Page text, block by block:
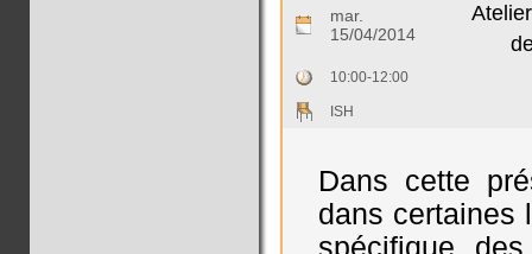
mar.
15/04/2014
10:00-12:00
ISH
Dans cette
dans certaines
spécifique